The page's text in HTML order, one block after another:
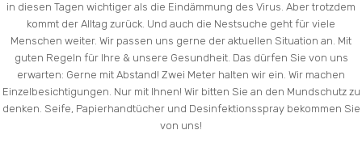
in diesen Tagen wichtiger als die Eindämmung des Virus. Aber trotzdem
kommt der Alltag zurück. Und auch die Nestsuche geht für viele
Menschen weiter. Wir passen uns gerne der aktuellen Situation an. Mit
guten Regeln für Ihre & unsere Gesundheit. Das dürfen Sie von uns
erwarten: Gerne mit Abstand! Zwei Meter halten wir ein. Wir machen
Einzelbesichtigungen. Nur mit Ihnen! Wir bitten Sie an den Mundschutz zu
denken. Seife, Papierhandtücher und Desinfektionsspray bekommen Sie
von uns!